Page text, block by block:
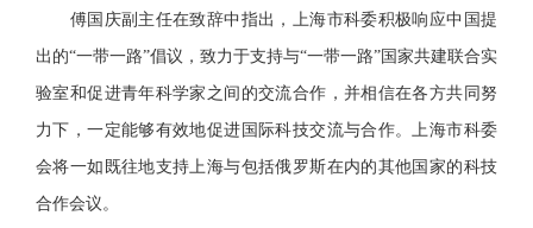
傅国庆副主任在致辞中指出，上海市科委积极响应中国提
出的“一带一路”倡议，致力于支持与“一带一路”国家共建联合实
验室和促进青年科学家之间的交流合作，并相信在各方共同努
力下，一定能够有效地促进国际科技交流与合作。上海市科委
会将一如既往地支持上海与包括俄罗斯在内的其他国家的科技
合作会议。